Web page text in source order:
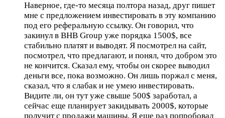
Наверное, где-то месяца полтора назад, друг пишет
мне с предложением инвестировать в эту компанию
под его реферальную ссылку. Он говорил, что
закинул в BHB Group уже порядка 1500$, все
стабильно платят и выводят. Я посмотрел на сайт,
посмотрел, что предлагают, и понял, что добром это
не кончится. Сказал ему, чтобы он скорее выводил
деньги все, пока возможно. Он лишь поржал с меня,
сказал, что я слабак и не умею инвестировать.
Видите ли, он тут уже свыше 500$ заработал, а
сейчас еще планирует закидывать 2000$, которые
получит с продажи машины. Я еще раз попробовал